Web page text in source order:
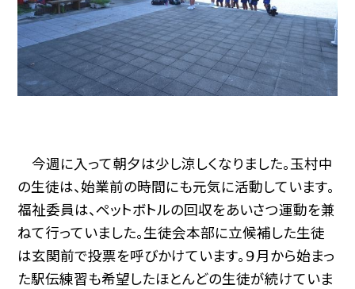
今週に入って朝夕は少し涼しくなりました。玉村中
の生徒は、始業前の時間にも元気に活動しています。
福祉委員は、ペットボトルの回収をあいさつ運動を兼
ねて行っていました。生徒会本部に立候補した生徒
は玄関前で投票を呼びかけています。９月から始まっ
た駅伝練習も希望したほとんどの生徒が続けていま